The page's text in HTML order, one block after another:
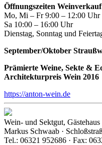
Öffnungszeiten
Mo, Mi – Fr 9:00 – 12:00
Sa 10:00 – 16:00 Uhr
Dienstag, Sonntag und
September/Oktober
Prämierte Weine, Sekte &
Architekturpreis Wein 2016
https://anton-wein.de
Wein- und Sektgut,
Markus Schwaab ·
Tel.: 06321 952686 · Fax: